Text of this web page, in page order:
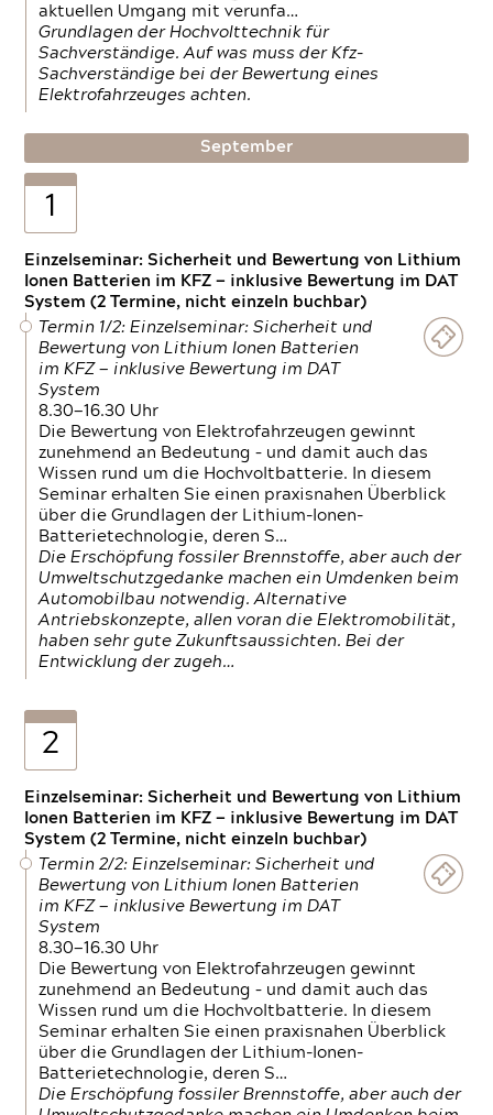
aktuellen Umgang mit verunfa…
Grundlagen der Hochvolttechnik für
Sachverständige. Auf was muss der Kfz-
Sachverständige bei der Bewertung eines
Elektrofahrzeuges achten.
September
1
Einzelseminar: Sicherheit und Bewertung von Lithium
Ionen Batterien im KFZ — inklusive Bewertung im DAT
System (2 Termine, nicht einzeln buchbar)
Termin 1/2: Einzelseminar: Sicherheit und
Bewertung von Lithium Ionen Batterien
im KFZ — inklusive Bewertung im DAT
System
8.30—16.30 Uhr
Die Bewertung von Elektrofahrzeugen gewinnt
zunehmend an Bedeutung – und damit auch das
Wissen rund um die Hochvoltbatterie. In diesem
Seminar erhalten Sie einen praxisnahen Überblick
über die Grundlagen der Lithium-Ionen-
Batterietechnologie, deren S…
Die Erschöpfung fossiler Brennstoffe, aber auch der
Umweltschutzgedanke machen ein Umdenken beim
Automobilbau notwendig. Alternative
Antriebskonzepte, allen voran die Elektromobilität,
haben sehr gute Zukunftsaussichten. Bei der
Entwicklung der zugeh…
2
Einzelseminar: Sicherheit und Bewertung von Lithium
Ionen Batterien im KFZ — inklusive Bewertung im DAT
System (2 Termine, nicht einzeln buchbar)
Termin 2/2: Einzelseminar: Sicherheit und
Bewertung von Lithium Ionen Batterien
im KFZ — inklusive Bewertung im DAT
System
8.30—16.30 Uhr
Die Bewertung von Elektrofahrzeugen gewinnt
zunehmend an Bedeutung – und damit auch das
Wissen rund um die Hochvoltbatterie. In diesem
Seminar erhalten Sie einen praxisnahen Überblick
über die Grundlagen der Lithium-Ionen-
Batterietechnologie, deren S…
Die Erschöpfung fossiler Brennstoffe, aber auch der